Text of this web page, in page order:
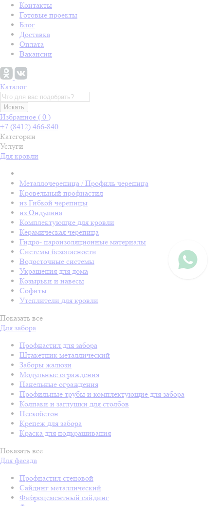
Контакты
Готовые проекты
Блог
Доставка
Оплата
Вакансии
Каталог
Искать
Избранное ( 0 )
+7 (8412) 466-840
Категории
Услуги
Для кровли
Металлочерепица / Профиль черепица
Кровельный профнастил
из Гибкой черепицы
из Ондулина
Комплектующие для кровли
Керамическая черепица
Гидро- пароизоляционные материалы
Системы безопасности
Водосточные системы
Украшения для дома
Козырьки и навесы
Софиты
Утеплители для кровли
Показать все
Для забора
Профнастил для забора
Штакетник металлический
Заборы жалюзи
Модульные ограждения
Панельные ограждения
Профильные трубы и комплектующие для забора
Колпаки и заглушки для столбов
Пескобетон
Крепеж для забора
Краска для подкрашивания
Показать все
Для фасада
Профнастил стеновой
Сайдинг металлический
Фиброцементный сайдинг